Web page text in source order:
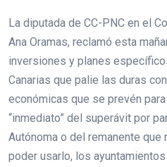
La diputada de CC-PNC en el
Ana Oramas, reclamó esta
inversiones y planes
Canarias que palie las duras
económicas que se prevén
“inmediato” del superávit por
Autónoma o del remanente que
poder usarlo, los